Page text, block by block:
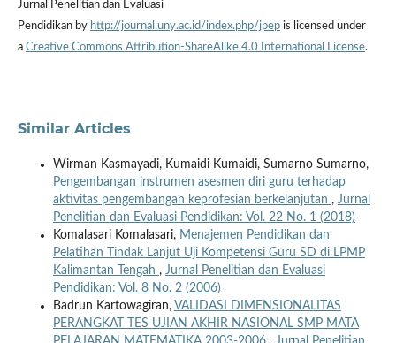
Jurnal Penelitian dan Evaluasi
Pendidikan by http://journal.uny.ac.id/index.php/jpepis licensed under
a Creative Commons Attribution-ShareAlike 4.0 International License.
Similar Articles
Wirman Kasmayadi, Kumaidi Kumaidi, Sumarno Sumarno,
Pengembangan instrumen asesmen diri guru terhadap
aktivitas pengembangan keprofesian berkelanjutan , Jurnal
Penelitian dan Evaluasi Pendidikan: Vol. 22 No. 1 (2018)
Komalasari Komalasari, Menajemen Pendidikan dan
Pelatihan Tindak Lanjut Uji Kompetensi Guru SD di LPMP
Kalimantan Tengah , Jurnal Penelitian dan Evaluasi
Pendidikan: Vol. 8 No. 2 (2006)
Badrun Kartowagiran, VALIDASI DIMENSIONALITAS
PERANGKAT TES UJIAN AKHIR NASIONAL SMP MATA